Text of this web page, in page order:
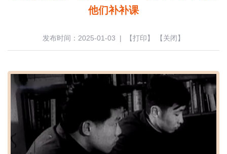
他们补补课
发布时间：2025-01-03 | 【打印】 【关闭】